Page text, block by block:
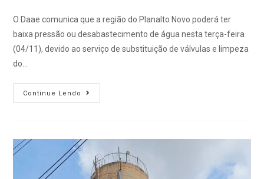
O Daae comunica que a região do Planalto Novo poderá ter
baixa pressão ou desabastecimento de água nesta terça-feira
(04/11), devido ao serviço de substituição de válvulas e limpeza
do…
Continue Lendo